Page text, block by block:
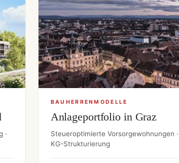
·
BAUHERRENMODELLE
Anlageportfolio in Graz
Steueroptimierte Vorsorgewohnungen ·
KG-Strukturierung